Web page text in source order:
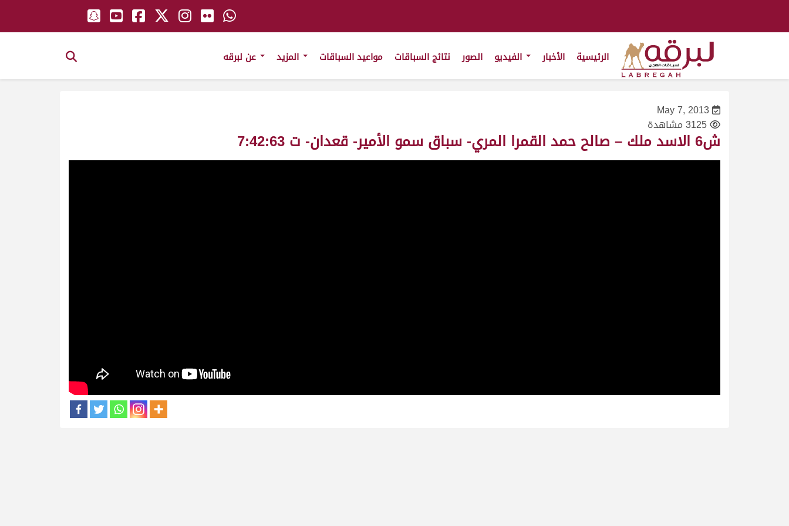
الرئيسية الأخبار الصور نتائج السباقات مواعيد السباقات
May 7, 2013
3125 مشاهدة
ش6 الاسد ملك – صالح حمد القمرا المري- سباق سمو الأمير- قعدان- ت 7:42:63